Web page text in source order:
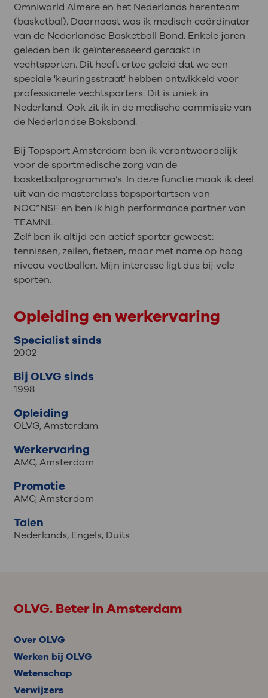
Omniworld Almere en het Nederlands herenteam
(basketbal). Daarnaast was ik medisch coördinator
van de Nederlandse Basketball Bond. Enkele jaren
geleden ben ik geïnteresseerd geraakt in
vechtsporten. Dit heeft ertoe geleid dat we een
speciale 'keuringsstraat' hebben ontwikkeld voor
professionele vechtsporters. Dit is uniek in
Nederland. Ook zit ik in de medische commissie van
de Nederlandse Boksbond.
Bij Topsport Amsterdam ben ik verantwoordelijk
voor de sportmedische zorg van de
basketbalprogramma’s. In deze functie maak ik deel
uit van de masterclass topsportartsen van
NOC*NSF en ben ik high performance partner van
TEAMNL.
Zelf ben ik altijd een actief sporter geweest:
tennissen, zeilen, fietsen, maar met name op hoog
niveau voetballen. Mijn interesse ligt dus bij vele
sporten.
Opleiding en werkervaring
Specialist sinds
2002
Bij OLVG sinds
1998
Opleiding
OLVG, Amsterdam
Werkervaring
AMC, Amsterdam
Promotie
AMC, Amsterdam
Talen
Nederlands,Engels,Duits
OLVG. Beter in Amsterdam
Over OLVG
Werken bij OLVG
Wetenschap
Verwijzers